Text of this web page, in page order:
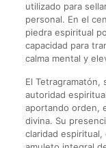
utilizado para
personal. En el
piedra espiritual
capacidad para
calma mental y
El Tetragramatón,
autoridad
aportando orden,
divina. Su
claridad